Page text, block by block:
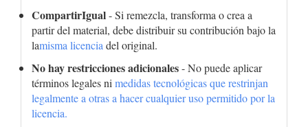
CompartirIgual- Si remezcla, transforma o crea a
partir del material, debe distribuir su contribución bajo la
lamisma licencia del original.
No hay restricciones adicionales- No puede aplicar
términos legales ni medidas tecnológicas que restrinjan
legalmente a otras a hacer cualquier uso permitido por la
licencia.